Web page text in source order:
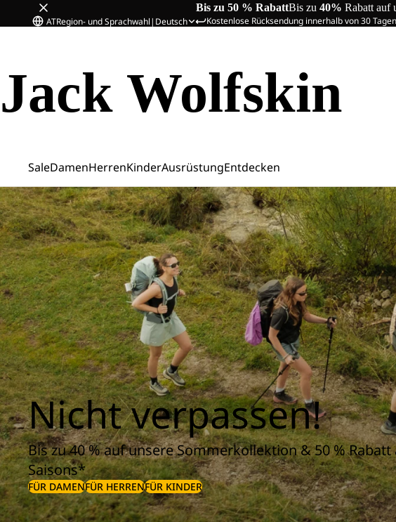
Bis zu 50 % RabattBis zu 40% Rabatt auf
Kostenlose Rücksendung innerhalb von 30 Tagen
ATRegion- und Sprachwahl| Deutsch
Jack Wolfskin
SaleDamenHerrenKinderAusrüstungEntdecken
Nicht verpassen!
Bis zu 40 % auf unsere Sommerkollektion & 50 %
Saisons*
FÜR DAMENFÜR HERRENFÜR KINDER